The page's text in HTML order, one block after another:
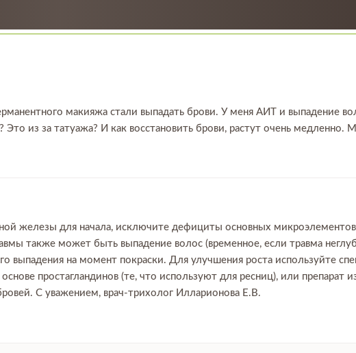
макияжа стали выпадать брови. У меня АИТ и выпадение
Это из за татуажа? И как восстановить брови, растут очень медленно.
железы для начала, исключите дефициты основных
также может быть выпадение волос (временное, если травма
выпадения на момент покраски. Для улучшения роста используйте
простагландинов (те, что используют для ресниц), или препарат
С уважением, врач-трихолог Илларионова Е.В.